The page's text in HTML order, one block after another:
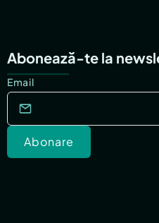
Abonează-te la
Email
Abonare